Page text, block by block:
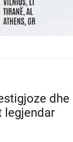
dhe
legjendar